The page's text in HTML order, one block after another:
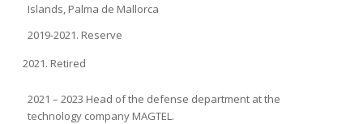
Islands, Palma de Mallorca
2019-2021. Reserve
Retired
2021 – 2023 Head of the defense department at the
technology company MAGTEL.